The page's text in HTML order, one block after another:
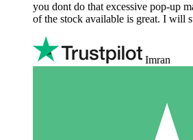
you dont do that excessive pop-up
of the stock available is great. I will
Imran